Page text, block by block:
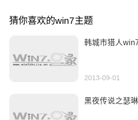
猜你喜欢的win7主题
韩城市猎人
2013-09-01
黑夜传说之瑟